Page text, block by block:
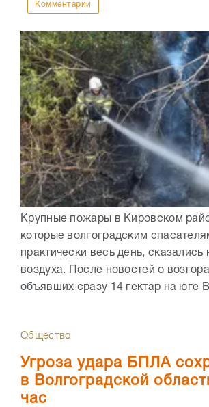
Комментарии
Крупные пожары в Кировском
которые волгоградским
практически весь день, сказались
воздуха. После новостей о
объявших сразу 14 гектар на юге
Общество
Угроза удара БПЛА
в Волгоградской
час